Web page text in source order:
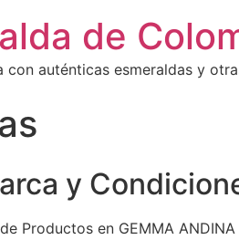
de
con auténticas esmeraldas y
y
Productos en GEMMA ANDINA